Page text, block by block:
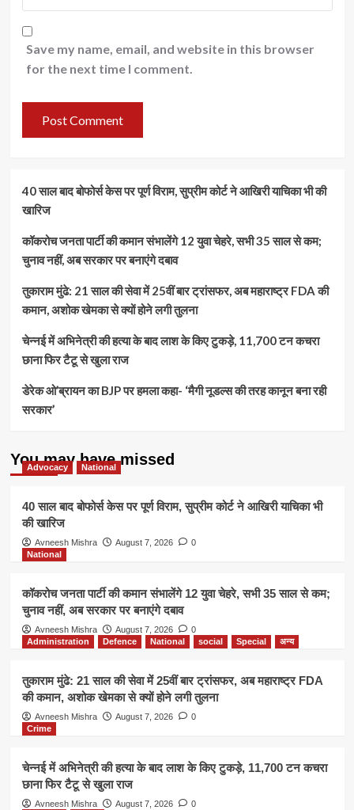
Save my name, email, and website in this browser
for the next time I comment.
40 साल बाद बोफोर्स केस पर पूर्ण विराम, सुप्रीम कोर्ट ने आखिरी याचिका भी की
खारिज
कॉकरोच जनता पार्टी की कमान संभालेंगे 12 युवा चेहरे, सभी 35 साल से कम;
चुनाव नहीं, अब सरकार पर बनाएंगे दबाव
तुकाराम मुंढे: 21 साल की सेवा में 25वीं बार ट्रांसफर, अब महाराष्ट्र FDA की
कमान, अशोक खेमका से क्यों होने लगी तुलना
चेन्नई में अभिनेत्री की हत्या के बाद लाश के किए टुकड़े, 11,700 टन कचरा
छाना फिर टैटू से खुला राज
डेरेक ओ’ब्रायन का BJP पर हमला कहा- ‘मैगी नूडल्स की तरह कानून बना रही
सरकार’
You may have missed
Advocacy National
40 साल बाद बोफोर्स केस पर पूर्ण विराम, सुप्रीम कोर्ट ने आखिरी याचिका भी
की खारिज
Avneesh Mishra August 7, 2026
0
National
कॉकरोच जनता पार्टी की कमान संभालेंगे 12 युवा चेहरे, सभी 35 साल से कम;
चुनाव नहीं, अब सरकार पर बनाएंगे दबाव
Avneesh Mishra August 7, 2026
0
Administration
Defence National social Special अन्य
तुकाराम मुंढे: 21 साल की सेवा में 25वीं बार ट्रांसफर, अब महाराष्ट्र FDA
की कमान, अशोक खेमका से क्यों होने लगी तुलना
Avneesh Mishra August 7, 2026
0
Crime
चेन्नई में अभिनेत्री की हत्या के बाद लाश के किए टुकड़े, 11,700 टन कचरा
छाना फिर टैटू से खुला राज
Avneesh Mishra August 7, 2026
0